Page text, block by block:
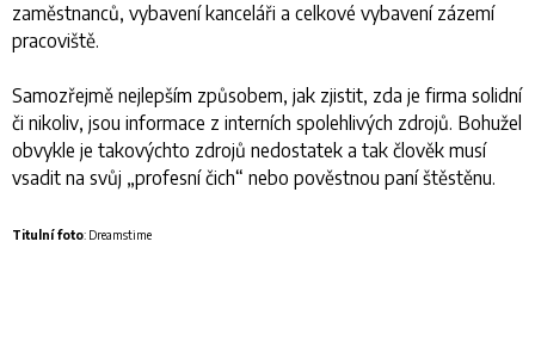
zaměstnanců, vybavení kanceláři a celkové vybavení zázemí
pracoviště.
Samozřejmě nejlepším způsobem, jak zjistit, zda je firma solidní
či nikoliv, jsou informace z interních spolehlivých zdrojů. Bohužel
obvykle je takovýchto zdrojů nedostatek a tak člověk musí
vsadit na svůj „profesní čich“ nebo pověstnou paní štěstěnu.
Titulní foto: Dreamstime